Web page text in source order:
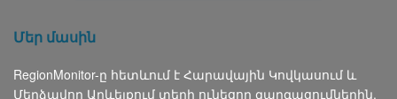
Մեր մասին
RegionMonitor-ը հետևում է Հարավային Կովկասում և
Մերձավոր Արևելքում տեղի ունեցող զարգացումներին,